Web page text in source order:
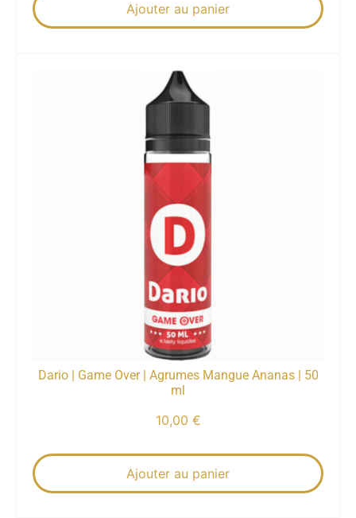
Ajouter au panier
Dario | Game Over | Agrumes Mangue Ananas | 50
ml
10,00 €
Ajouter au panier